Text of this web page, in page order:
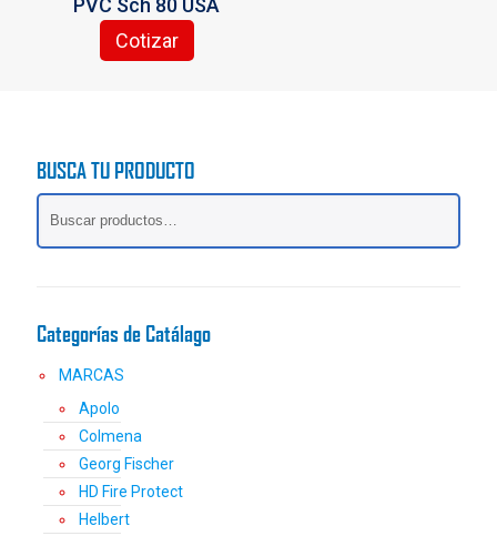
de
producto
Cotizar
Este
Las
opciones
página
producto
BUSCA TU PRODUCTO
Categorías de Catálago
MARCAS
Apolo
Colmena
Georg Fischer
HD Fire Protect
Helbert